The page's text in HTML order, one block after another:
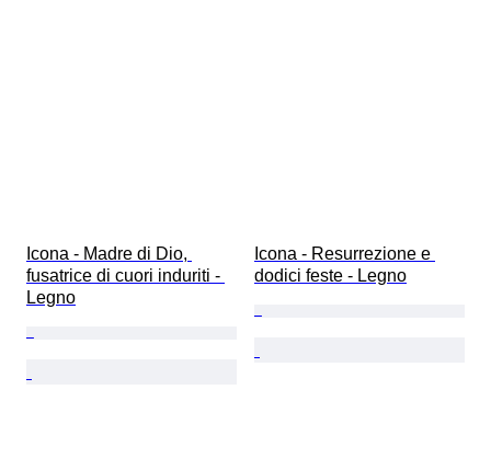
Icona - Madre di Dio,
fusatrice di cuori induriti -
Legno
Icona - Resurrezione e
dodici feste - Legno